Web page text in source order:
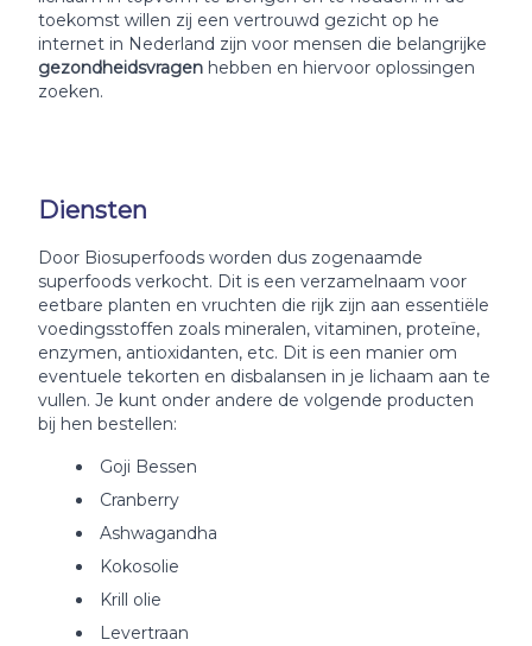
toekomst willen zij een vertrouwd gezicht op he
internet in Nederland zijn voor mensen die belangrijke
gezondheidsvragen hebben en hiervoor oplossingen
zoeken.
Diensten
Door Biosuperfoods worden dus zogenaamde
superfoods verkocht. Dit is een verzamelnaam voor
eetbare planten en vruchten die rijk zijn aan essentiële
voedingsstoffen zoals mineralen, vitaminen, proteïne,
enzymen, antioxidanten, etc. Dit is een manier om
eventuele tekorten en disbalansen in je lichaam aan te
vullen. Je kunt onder andere de volgende producten
bij hen bestellen:
Goji Bessen
Cranberry
Ashwagandha
Kokosolie
Krill olie
Levertraan